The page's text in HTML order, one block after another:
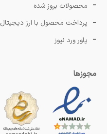
محصولات بروز شده
پرداخت محصول با ارز دیجیتال
پاور ورد نیوز
مجوزها